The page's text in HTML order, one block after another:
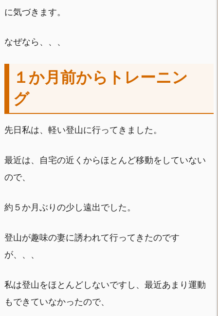
に気づきます。
なぜなら、、、
１か月前からトレーニン
グ
先日私は、軽い登山に行ってきました。
最近は、自宅の近くからほとんど移動をしていない
ので、
約５か月ぶりの少し遠出でした。
登山が趣味の妻に誘われて行ってきたのです
が、、、
私は登山をほとんどしないですし、最近あまり運動
もできていなかったので、